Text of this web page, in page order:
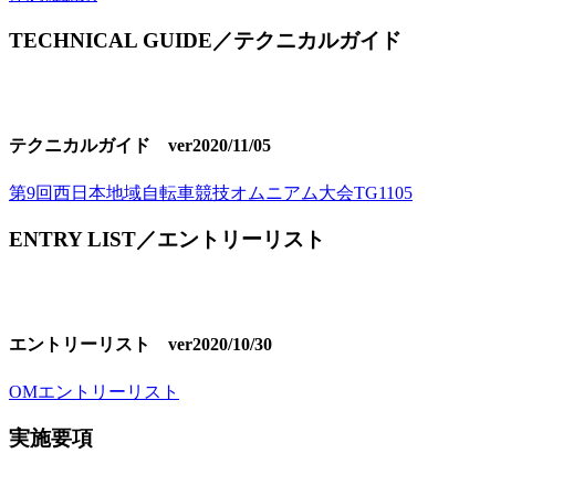
TECHNICAL GUIDE／テクニカルガイド
テクニカルガイド ver2020/11/05
第9回西日本地域自転車競技オムニアム大会TG1105
ENTRY LIST／エントリーリスト
エントリーリスト ver2020/10/30
OMエントリーリスト
実施要項